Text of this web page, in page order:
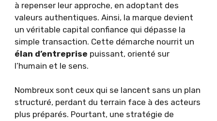
à repenser leur approche, en adoptant des
valeurs authentiques. Ainsi, la marque devient
un véritable capital confiance qui dépasse la
simple transaction. Cette démarche nourrit un
élan d’entreprise puissant, orienté sur
l’humain et le sens.
Nombreux sont ceux qui se lancent sans un plan
structuré, perdant du terrain face à des acteurs
plus préparés. Pourtant, une stratégie de